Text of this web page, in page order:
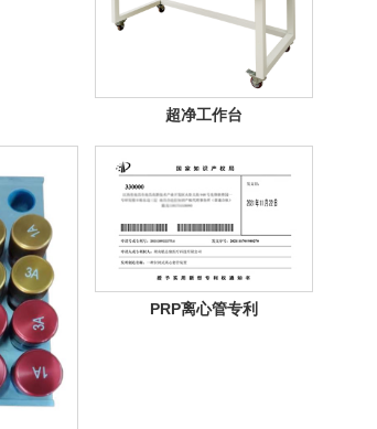
超净工作台
PRP离心管专利